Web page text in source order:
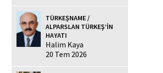
TÜRKEŞNAME /
ALPARSLAN TÜRKEŞ’İN
HAYATI
Halim Kaya
20 Tem 2026